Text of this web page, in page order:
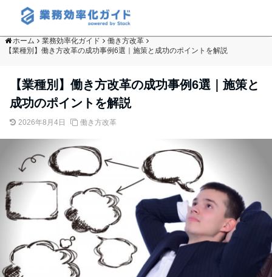
ホーム 業務効率化ガイド
働き方改革
【業種別】働き方改革の成功事例6選｜施策と成功のポイントを解説
【業種別】働き方改革の成功事例6選｜施策と
成功のポイントを解説
2026年8月4日 働き方改革